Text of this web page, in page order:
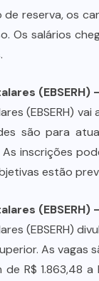
reserva, os
salários
(EBSERH)
(EBSERH)
são para
As inscrições
estão
(EBSERH)
(EBSERH)
As vagas
de R$ 1.863,48
para